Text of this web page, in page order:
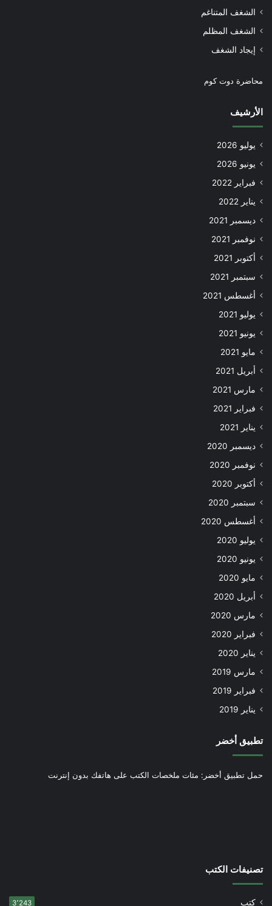
الشغف المتناغم
الشغف المظلم
إيجاد الشغف
محاضرة دوت كوم
الأرشيف
يوليو 2026
يونيو 2026
فبراير 2022
يناير 2022
ديسمبر 2021
نوفمبر 2021
أكتوبر 2021
سبتمبر 2021
أغسطس 2021
يوليو 2021
يونيو 2021
مايو 2021
أبريل 2021
مارس 2021
فبراير 2021
يناير 2021
ديسمبر 2020
نوفمبر 2020
أكتوبر 2020
سبتمبر 2020
أغسطس 2020
يوليو 2020
يونيو 2020
مايو 2020
أبريل 2020
مارس 2020
فبراير 2020
يناير 2020
مارس 2019
فبراير 2019
يناير 2019
تطبيق أخضر
حمل تطبيق أخضر: مئات ملخصات الكتب على هاتفك بدون إنترنت
تصنيفات الكتب
كتب 3٬243